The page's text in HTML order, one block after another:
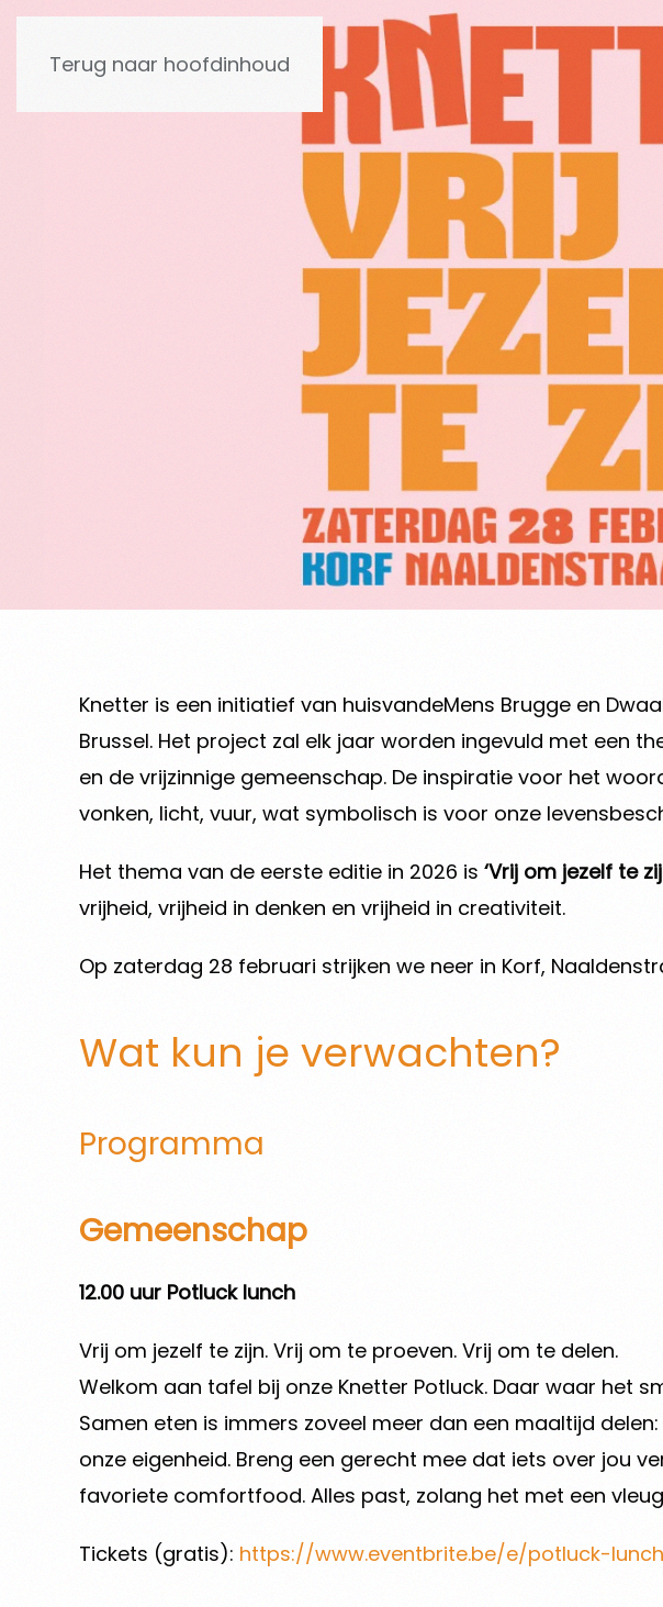
Terug naar hoofdinhoud
Knetter is een initiatief van huisvandeMens Brugge en
Brussel. Het project zal elk jaar worden ingevuld met een
en de vrijzinnige gemeenschap. De inspiratie voor het
vonken, licht, vuur, wat symbolisch is voor onze
Het thema van de eerste editie in 2026 is ‘Vrij om jezelf te
vrijheid, vrijheid in denken en vrijheid in creativiteit.
Op zaterdag 28 februari strijken we neer in Korf,
Wat kun je verwachten?
Programma
Gemeenschap
12.00 uur Potluck lunch
Vrij om jezelf te zijn. Vrij om te proeven. Vrij om te delen.
Welkom aan tafel bij onze Knetter Potluck. Daar waar het
Samen eten is immers zoveel meer dan een maaltijd
onze eigenheid. Breng een gerecht mee dat iets over jou
favoriete comfortfood. Alles past, zolang het met een
Tickets (gratis): https://www.eventbrite.be/e/potluck-